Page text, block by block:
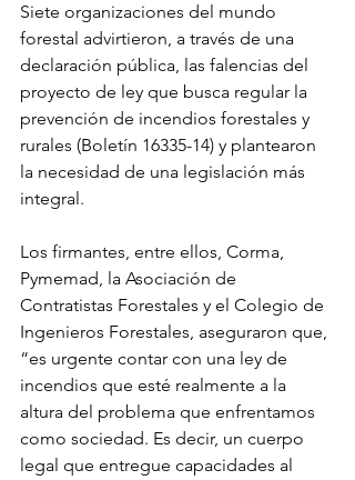
Siete organizaciones del mundo
forestal advirtieron, a través de una
declaración pública, las falencias del
proyecto de ley que busca regular la
prevención de incendios forestales y
rurales (Boletín 16335-14) y plantearon
la necesidad de una legislación más
integral.
Los firmantes, entre ellos, Corma,
Pymemad, la Asociación de
Contratistas Forestales y el Colegio de
Ingenieros Forestales, aseguraron que,
“es urgente contar con una ley de
incendios que esté realmente a la
altura del problema que enfrentamos
como sociedad. Es decir, un cuerpo
legal que entregue capacidades al